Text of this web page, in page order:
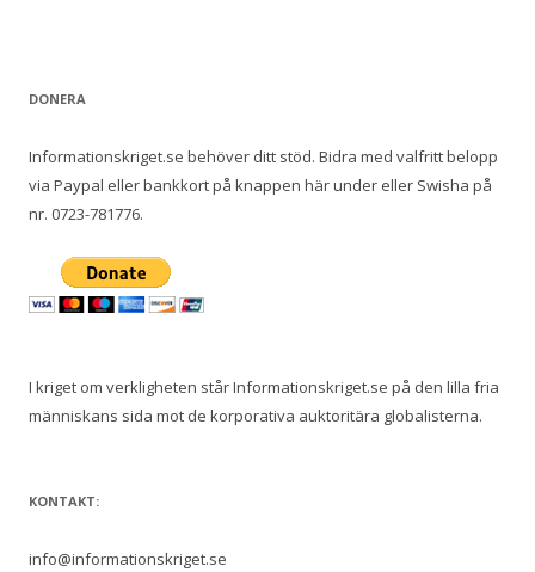
DONERA
Informationskriget.se behöver ditt stöd. Bidra med valfritt belopp
via Paypal eller bankkort på knappen här under eller Swisha på
nr. 0723-781776.
I kriget om verkligheten står Informationskriget.se på den lilla fria
människans sida mot de korporativa auktoritära globalisterna.
KONTAKT:
info@informationskriget.se